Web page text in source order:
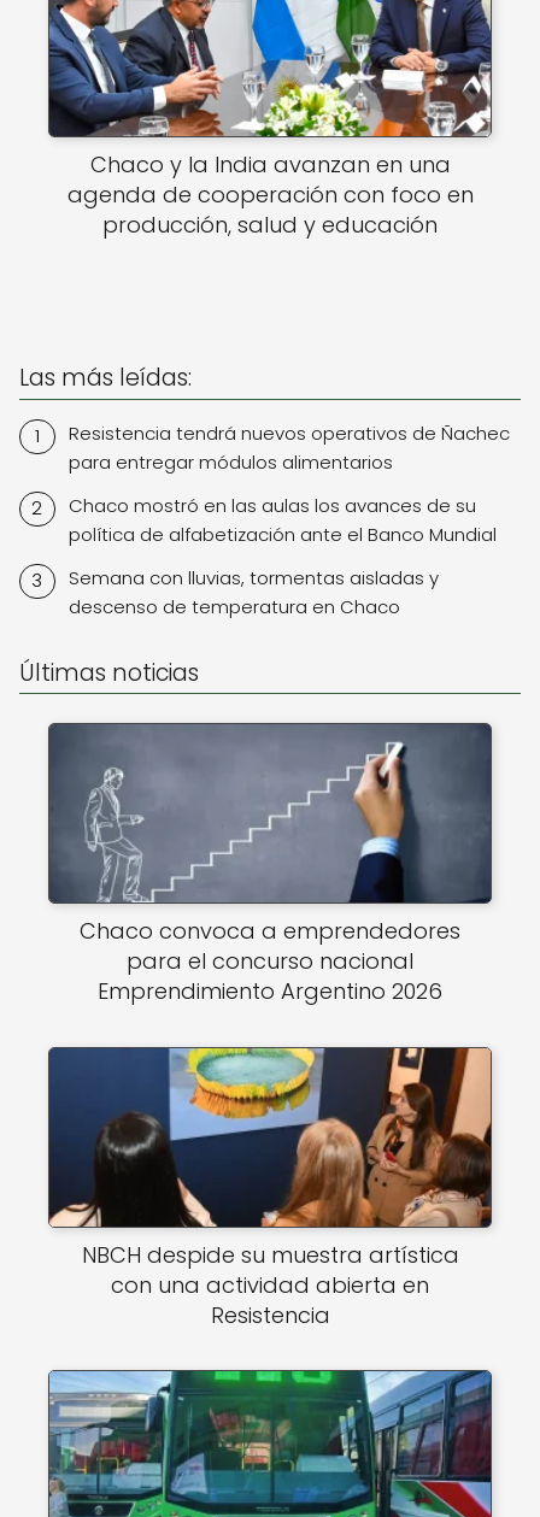
Chaco y la India avanzan en una
agenda de cooperación con foco en
producción, salud y educación
Las más leídas:
Resistencia tendrá nuevos operativos de Ñachec
para entregar módulos alimentarios
Chaco mostró en las aulas los avances de su
política de alfabetización ante el Banco Mundial
Semana con lluvias, tormentas aisladas y
descenso de temperatura en Chaco
Últimas noticias
Chaco convoca a emprendedores
para el concurso nacional
Emprendimiento Argentino 2026
NBCH despide su muestra artística
con una actividad abierta en
Resistencia